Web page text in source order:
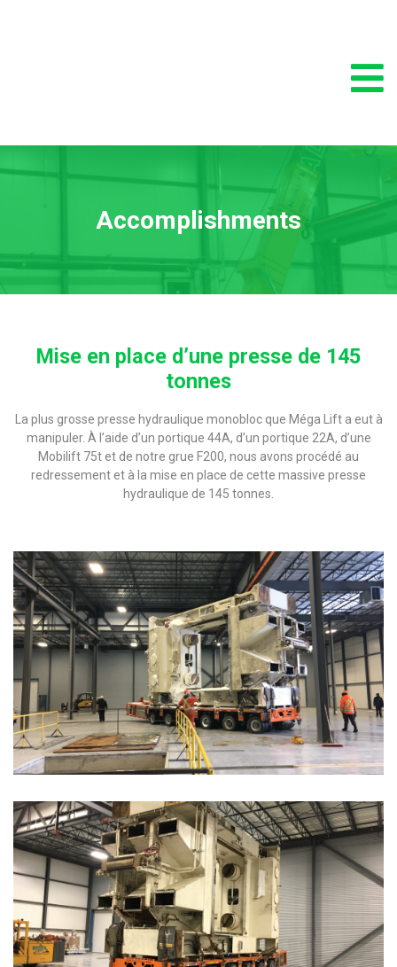
Accomplishments
Mise en place d’une presse de 145
tonnes
La plus grosse presse hydraulique monobloc que Méga Lift a eut à
manipuler. À l’aide d’un portique 44A, d’un portique 22A, d’une
Mobilift 75t et de notre grue F200, nous avons procédé au
redressement et à la mise en place de cette massive presse
hydraulique de 145 tonnes.